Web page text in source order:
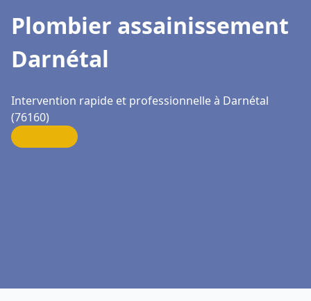
Plombier assainissement
Darnétal
Intervention rapide et professionnelle à Darnétal
(76160)